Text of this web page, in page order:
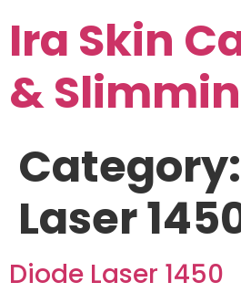
Ira Skin
&
Category:
Laser
Diode Laser 1450